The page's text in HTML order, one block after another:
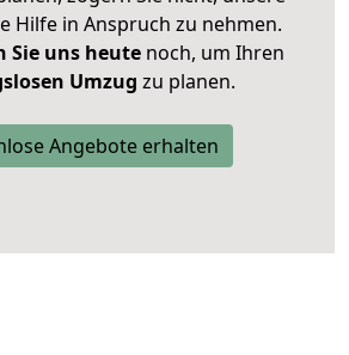
Hilfe in Anspruch zu nehmen.
Sie uns heutenoch, um Ihren
Umzug zu planen.
Angebote erhalten